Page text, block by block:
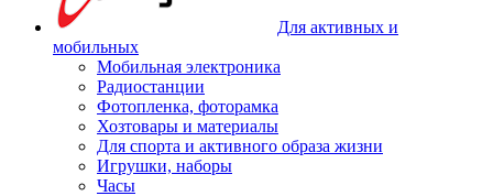
Для активных и
мобильных
Мобильная электроника
Радиостанции
Фотопленка, фоторамка
Хозтовары и материалы
Для спорта и активного образа жизни
Игрушки, наборы
Часы